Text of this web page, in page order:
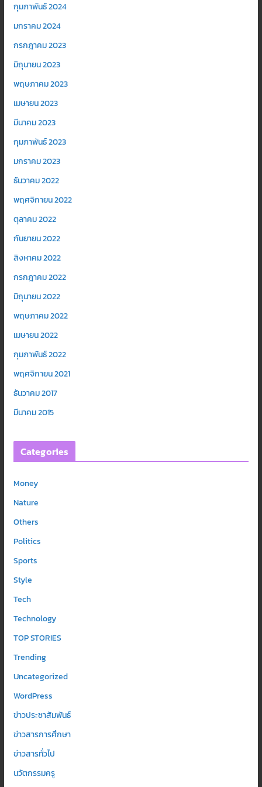
กุมภาพันธ์ 2024
มกราคม 2024
กรกฎาคม 2023
มิถุนายน 2023
พฤษภาคม 2023
เมษายน 2023
มีนาคม 2023
กุมภาพันธ์ 2023
มกราคม 2023
ธันวาคม 2022
พฤศจิกายน 2022
ตุลาคม 2022
กันยายน 2022
สิงหาคม 2022
กรกฎาคม 2022
มิถุนายน 2022
พฤษภาคม 2022
เมษายน 2022
กุมภาพันธ์ 2022
พฤศจิกายน 2021
ธันวาคม 2017
มีนาคม 2015
Categories
Money
Nature
Others
Politics
Sports
Style
Tech
Technology
TOP STORIES
Trending
Uncategorized
WordPress
ข่าวประชาสัมพันธ์
ข่าวสารการศึกษา
ข่าวสารทั่วไป
นวัตกรรมครู